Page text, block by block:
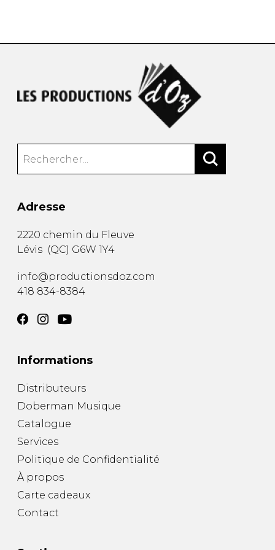
Adresse
2220 chemin du Fleuve
Lévis (QC) G6W 1Y4
info@productionsdoz.com
418 834-8384
Informations
Distributeurs
Doberman Musique
Catalogue
Services
Politique de Confidentialité
À propos
Carte cadeaux
Contact